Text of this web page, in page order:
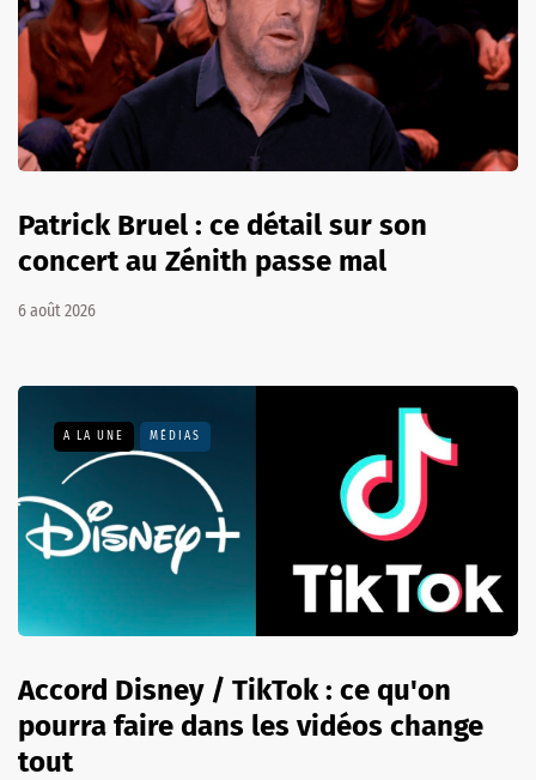
Patrick Bruel : ce détail sur son
concert au Zénith passe mal
6 août 2026
A LA UNE MÉDIAS
Accord Disney / TikTok : ce qu'on
pourra faire dans les vidéos change
tout